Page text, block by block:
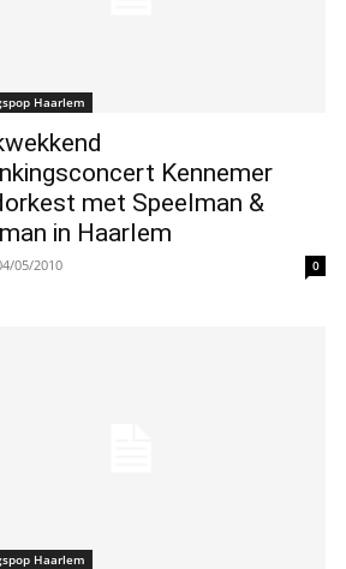
Haarlem
Kennemer
met Speelman &
in Haarlem
05/2010 0
Haarlem